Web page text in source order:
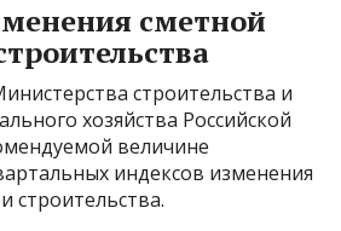
сметной
строительства и
хозяйства Российской
величине
индексов изменения
строительства.